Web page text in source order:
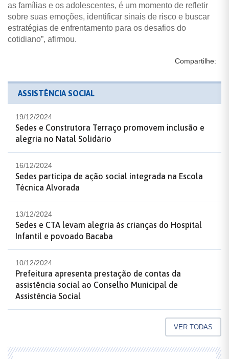
as famílias e os adolescentes, é um momento de refletir
sobre suas emoções, identificar sinais de risco e buscar
estratégias de enfrentamento para os desafios do
cotidiano”, afirmou.
Compartilhe:
ASSISTÊNCIA SOCIAL
19/12/2024
Sedes e Construtora Terraço promovem inclusão e
alegria no Natal Solidário
16/12/2024
Sedes participa de ação social integrada na Escola
Técnica Alvorada
13/12/2024
Sedes e CTA levam alegria às crianças do Hospital
Infantil e povoado Bacaba
10/12/2024
Prefeitura apresenta prestação de contas da
assistência social ao Conselho Municipal de
Assistência Social
VER TODAS